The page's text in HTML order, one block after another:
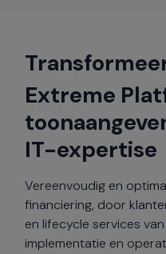
Extreme
IT-expertise
Vereenvoudig en
financiering, door
en lifecycle services
implementatie en